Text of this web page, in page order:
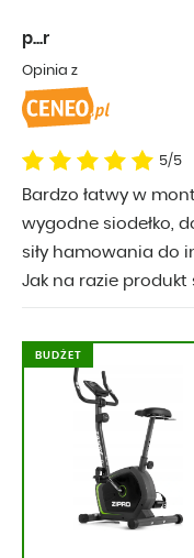
5/5
Bardzo łatwy w
wygodne siodełko,
siły hamowania do
Jak na razie produkt
p...r
Opinia z
BUDŻET